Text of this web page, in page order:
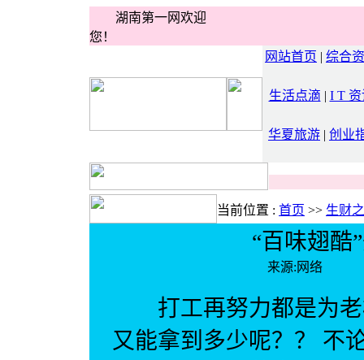
湖南第一网欢迎
您！
网站首页 | 综合
生活点滴 | I T 资
华夏旅游 | 创业
当前位置 : 首页 >> 生财
“百味翅酷
来源:网
打工再努力都是为老
又能拿到多少呢？？ 不